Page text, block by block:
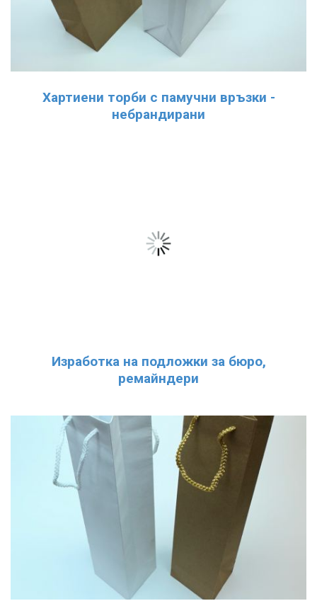
Хартиени торби с памучни връзки -
небрандирани
Изработка на подложки за бюро,
ремайндери